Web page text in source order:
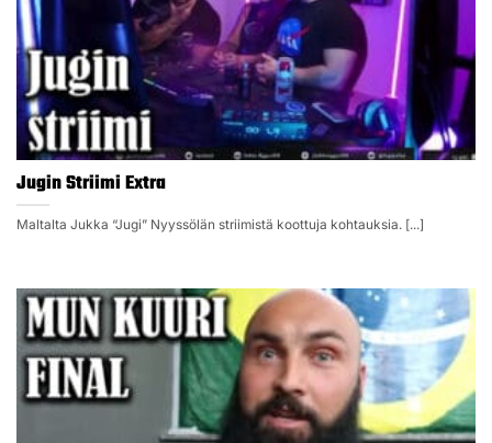
Jugin Striimi Extra
Maltalta Jukka “Jugi” Nyyssölän striimistä koottuja kohtauksia. [...]